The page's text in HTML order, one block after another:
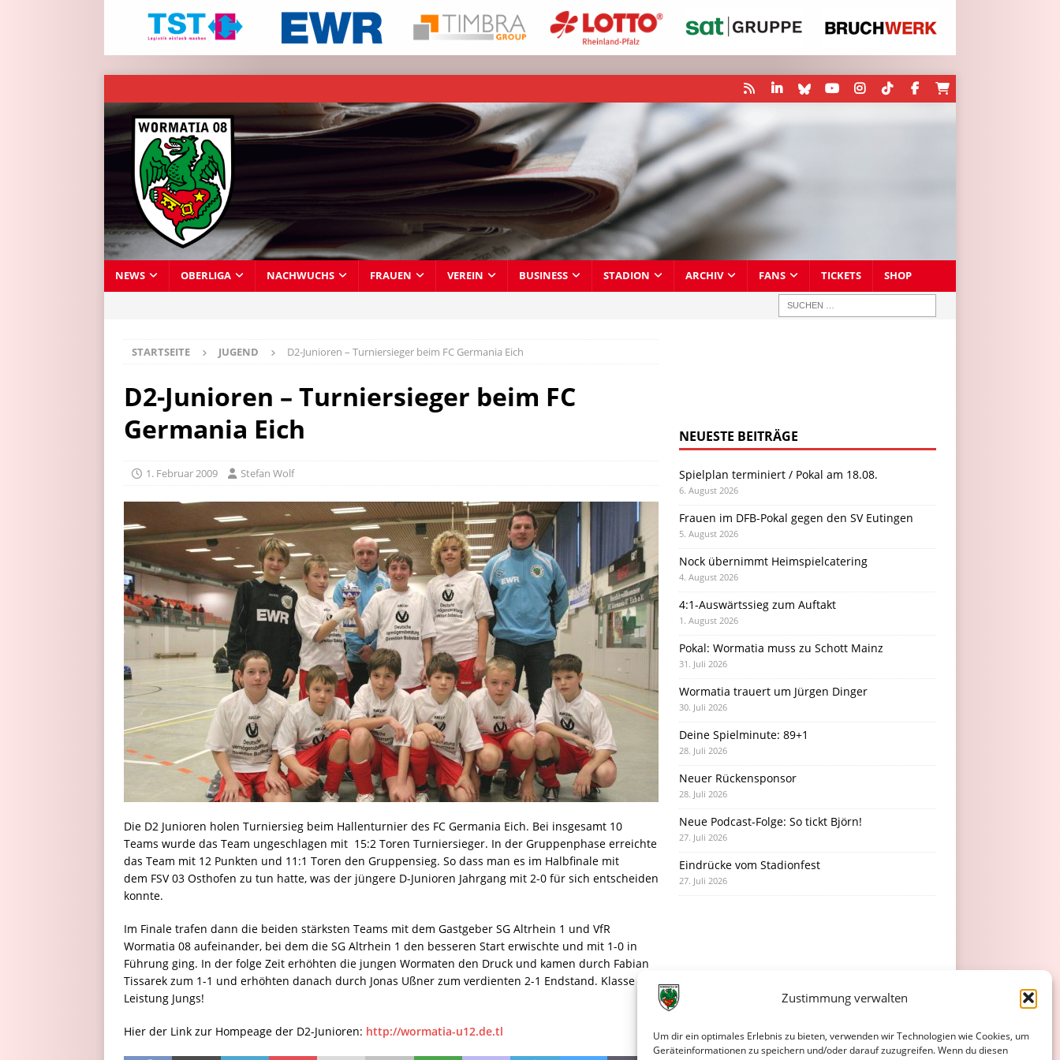
Zustimmung verwalten
Um dir ein optimales Erlebnis zu bieten, verwenden wir Technologien wie Cookies, um
Geräteinformationen zu speichern und/oder darauf zuzugreifen. Wenn du diesen
NEWS OBERLIGA NACHWUCHS FRAUEN VEREIN BUSINESS STADION ARCHIV FANS TICKETS SHOP
STARTSEITE JUGEND D2-Junioren – Turniersieger beim FC Germania Eich
D2-Junioren – Turniersieger beim FC
Germania Eich
1. Februar 2009 Stefan Wolf
Die D2 Junioren holen Turniersieg beim Hallenturnier des FC Germania Eich. Bei insgesamt 10
Teams wurde das Team ungeschlagen mit 15:2 Toren Turniersieger. In der Gruppenphase erreichte
das Team mit 12 Punkten und 11:1 Toren den Gruppensieg. So dass man es im Halbfinale mit
dem FSV 03 Osthofen zu tun hatte, was der jüngere D-Junioren Jahrgang mit 2-0 für sich entscheiden
konnte.
Im Finale trafen dann die beiden stärksten Teams mit dem Gastgeber SG Altrhein 1 und VfR
Wormatia 08 aufeinander, bei dem die SG Altrhein 1 den besseren Start erwischte und mit 1-0 in
Führung ging. In der folge Zeit erhöhten die jungen Wormaten den Druck und kamen durch Fabian
Tissarek zum 1-1 und erhöhten danach durch Jonas Ußner zum verdienten 2-1 Endstand. Klasse
Leistung Jungs!
Hier der Link zur Hompeage der D2-Junioren: http://wormatia-u12.de.tl
NEUESTE BEITRÄGE
Spielplan terminiert / Pokal am 18.08.
6. August 2026
Frauen im DFB-Pokal gegen den SV Eutingen
5. August 2026
Nock übernimmt Heimspielcatering
4. August 2026
4:1-Auswärtssieg zum Auftakt
1. August 2026
Pokal: Wormatia muss zu Schott Mainz
31. Juli 2026
Wormatia trauert um Jürgen Dinger
30. Juli 2026
Deine Spielminute: 89+1
28. Juli 2026
Neuer Rückensponsor
28. Juli 2026
Neue Podcast-Folge: So tickt Björn!
27. Juli 2026
Eindrücke vom Stadionfest
27. Juli 2026